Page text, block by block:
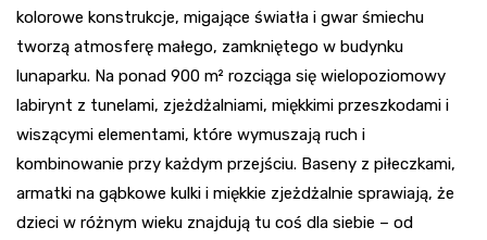
kolorowe konstrukcje, migające światła i gwar śmiechu
tworzą atmosferę małego, zamkniętego w budynku
lunaparku. Na ponad 900 m² rozciąga się wielopoziomowy
labirynt z tunelami, zjeżdżalniami, miękkimi przeszkodami i
wiszącymi elementami, które wymuszają ruch i
kombinowanie przy każdym przejściu. Baseny z piłeczkami,
armatki na gąbkowe kulki i miękkie zjeżdżalnie sprawiają, że
dzieci w różnym wieku znajdują tu coś dla siebie – od